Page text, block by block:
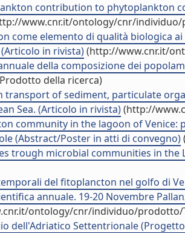
contribution to phytoplankton
www.cnr.it/ontology/cnr/individuo/
come elemento di qualità biologica
(Articolo in rivista)(http://www.cnr.it/
della composizione dei
della ricerca)
transport of sediment, particulate
Sea. (Articolo in rivista)(http://
community in the lagoon of
(Abstract/Poster in atti di convegno)
trough microbial communities in the
del fitoplancton nel golfo di
annuale. 19-20 Novembre
ontology/cnr/individuo/prodotto/
dell'Adriatico Settentrionale